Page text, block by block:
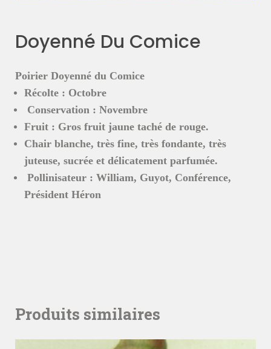
Doyenné Du Comice
Poirier Doyenné du Comice
Récolte : Octobre
Conservation : Novembre
Fruit : Gros fruit jaune taché de rouge.
Chair blanche, très fine, très fondante, très
juteuse, sucrée et délicatement parfumée.
Pollinisateur : William, Guyot, Conférence,
Président Héron
Produits similaires